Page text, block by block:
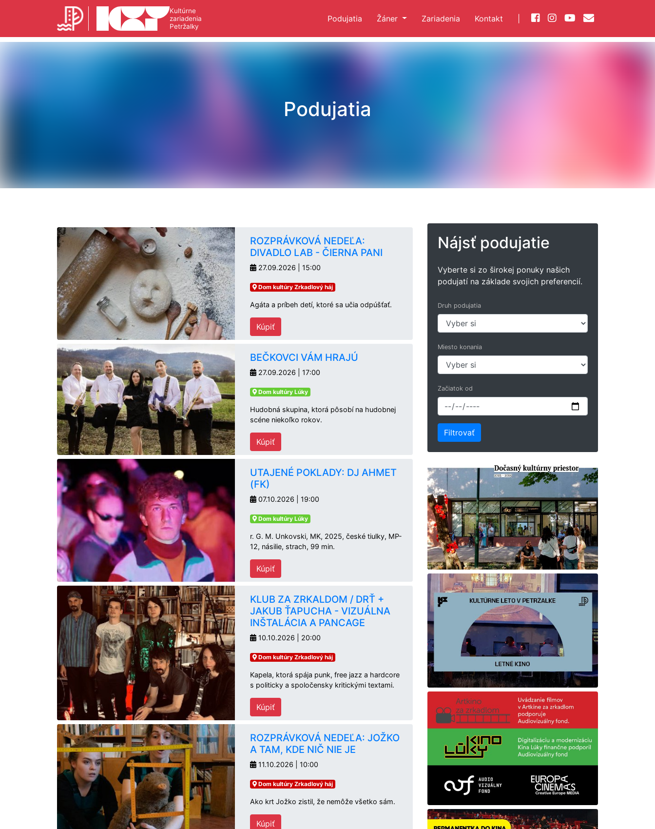
Kultúrne
zariadenia
Petržalky
Podujatia Žáner Zariadenia Kontakt
Podujatia
ROZPRÁVKOVÁ NEDEĽA:
DIVADLO LAB - ČIERNA PANI
27.09.2026 | 15:00
Dom kultúry Zrkadlový háj
Agáta a príbeh detí, ktoré sa učia odpúšťať.
Kúpiť
BEČKOVCI VÁM HRAJÚ
27.09.2026 | 17:00
Dom kultúry Lúky
Hudobná skupina, ktorá pôsobí na hudobnej
scéne niekoľko rokov.
Kúpiť
UTAJENÉ POKLADY: DJ AHMET
(FK)
07.10.2026 | 19:00
Dom kultúry Lúky
r. G. M. Unkovski, MK, 2025, české tiulky, MP-
12, násilie, strach, 99 min.
Kúpiť
KLUB ZA ZRKALDOM / DRŤ +
JAKUB ŤAPUCHA - VIZUÁLNA
INŠTALÁCIA A PANCAGE
10.10.2026 | 20:00
Dom kultúry Zrkadlový háj
Kapela, ktorá spája punk, free jazz a hardcore
s politicky a spoločensky kritickými textami.
Kúpiť
ROZPRÁVKOVÁ NEDEĽA: JOŽKO
A TAM, KDE NIČ NIE JE
11.10.2026 | 10:00
Dom kultúry Zrkadlový háj
Ako krt Jožko zistil, že nemôže všetko sám.
Kúpiť
Nájsť podujatie
Vyberte si zo širokej ponuky našich
podujatí na základe svojich preferencií.
Druh podujatia
Miesto konania
Začiatok od